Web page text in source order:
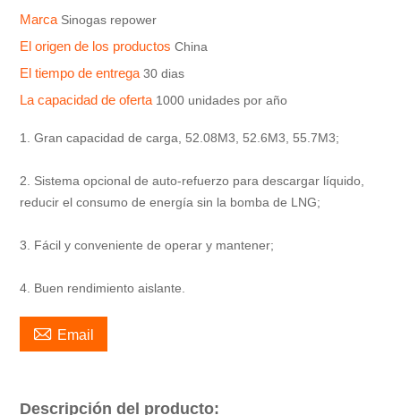
Marca Sinogas repower
El origen de los productosChina
El tiempo de entrega30 dias
La capacidad de oferta 1000 unidades por año
1. Gran capacidad de carga, 52.08M3, 52.6M3, 55.7M3;
2. Sistema opcional de auto-refuerzo para descargar líquido,
reducir el consumo de energía sin la bomba de LNG;
3. Fácil y conveniente de operar y mantener;
4. Buen rendimiento aislante.
 Email
Descripción del producto: